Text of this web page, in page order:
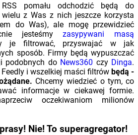
pomału odchodzić będą do
z Was z nich jeszcze korzysta
do Was), ale mogę przewidzieć
jesteśmyzasypywani masą
je filtrować, przyswajać w jak
sposób. Firmy będą wypuszczać
podobnych do News360 czy Dinga.
Feedly i wszelkiej maści filtrów będą -
Chcemy wiedzieć o tym, co
informacje w ciekawej formie.
oczekiwaniom milionów
Nie! To superagregator!